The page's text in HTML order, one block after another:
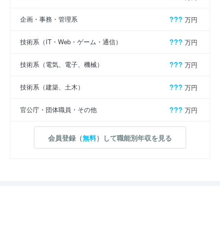
企画・事務・管理系 ??? 万円
技術系（IT・Web・ゲーム・通信） ??? 万円
技術系（電気、電子、機械） ??? 万円
技術系（建築、土木） ??? 万円
官公庁・団体職員・その他 ??? 万円
会員登録（無料）して職能別年収を見る